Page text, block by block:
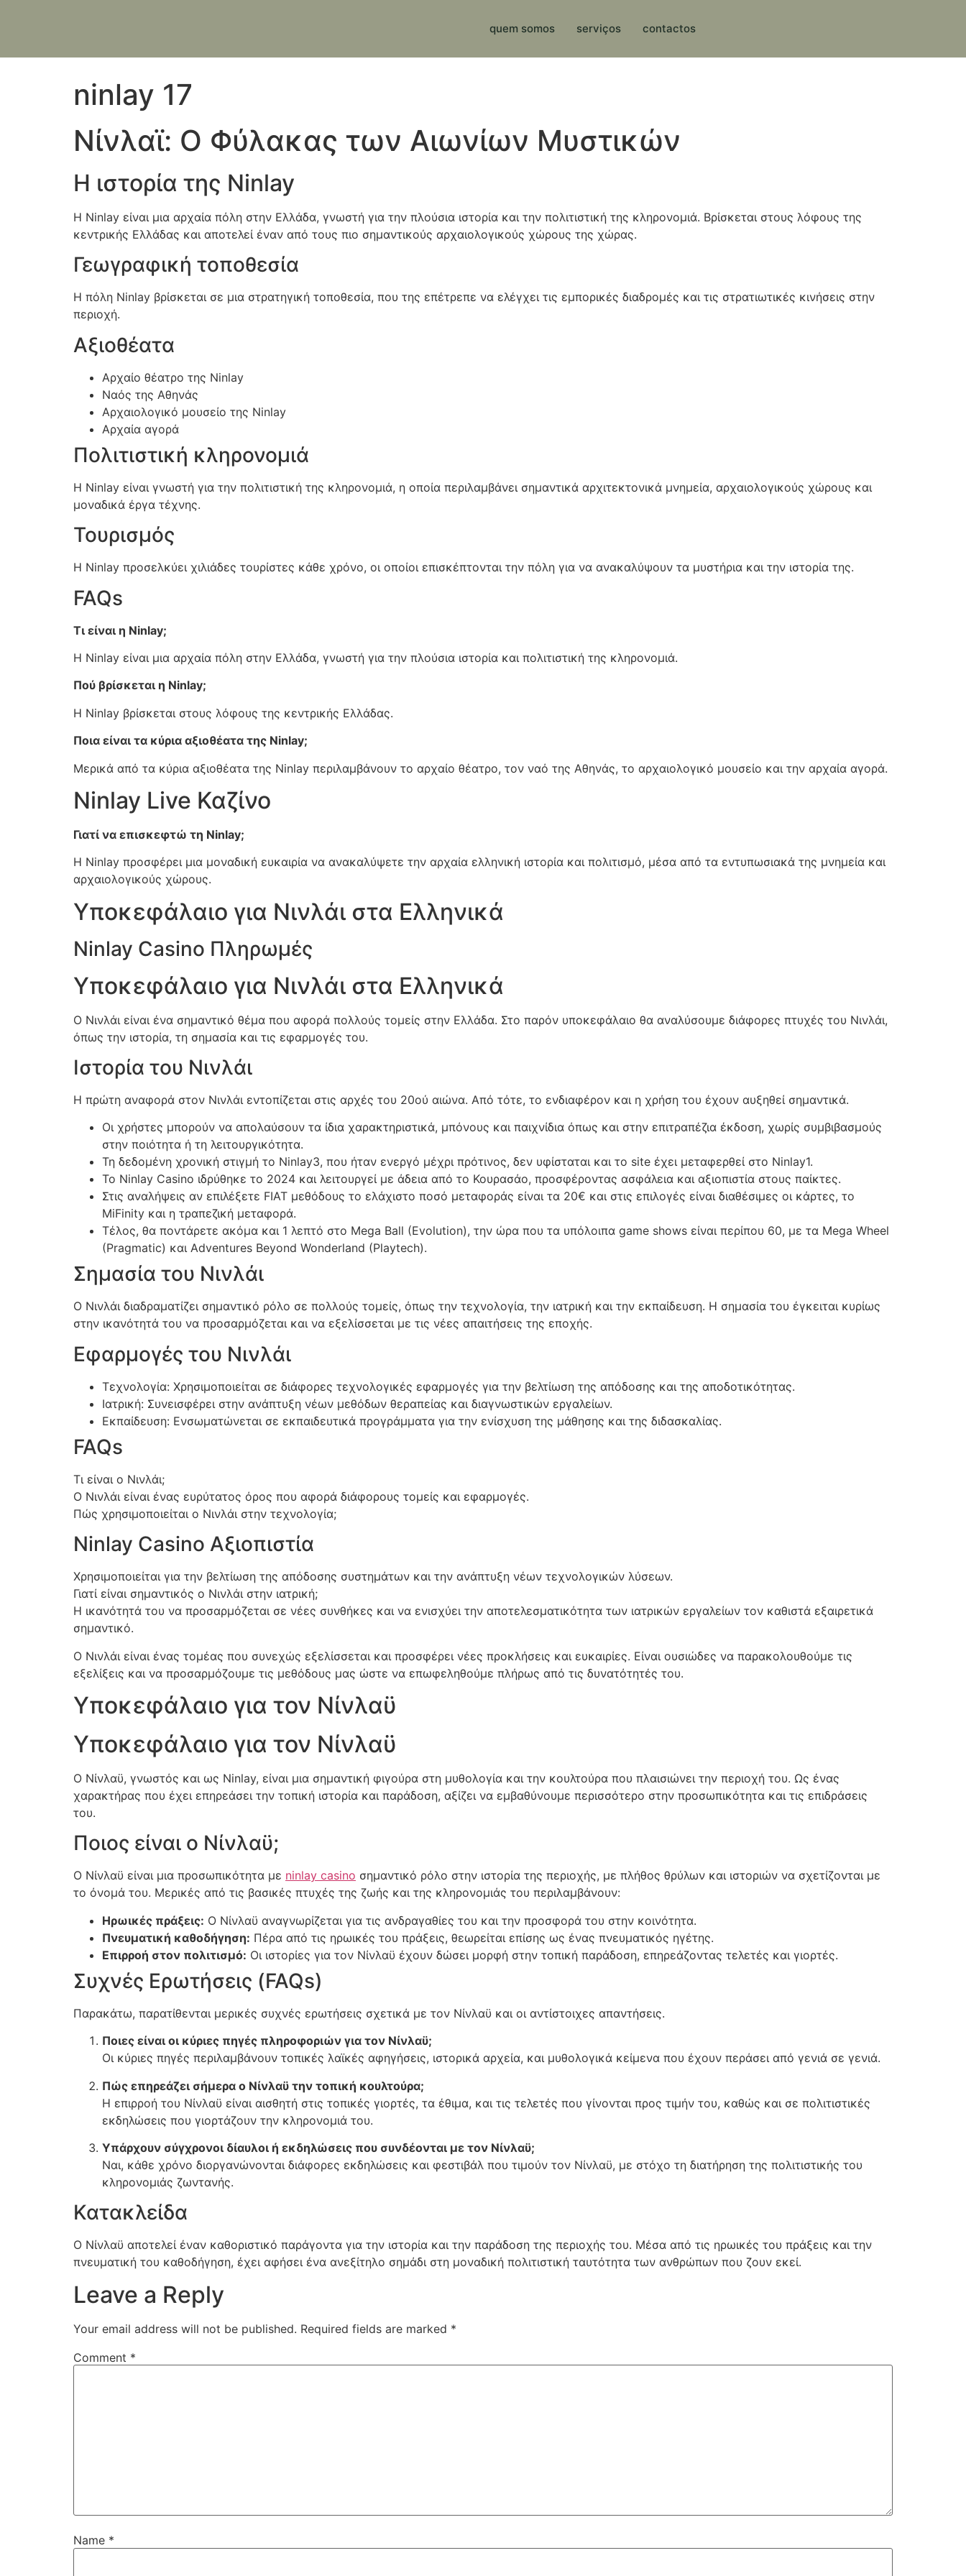
quem somos serviços contactos
ninlay 17
Νίνλαϊ: Ο Φύλακας των Αιωνίων Μυστικών
Η ιστορία της Ninlay
Η Ninlay είναι μια αρχαία πόλη στην Ελλάδα, γνωστή για την πλούσια ιστορία και την πολιτιστική της κληρονομιά. Βρίσκεται στους λόφους της
κεντρικής Ελλάδας και αποτελεί έναν από τους πιο σημαντικούς αρχαιολογικούς χώρους της χώρας.
Γεωγραφική τοποθεσία
Η πόλη Ninlay βρίσκεται σε μια στρατηγική τοποθεσία, που της επέτρεπε να ελέγχει τις εμπορικές διαδρομές και τις στρατιωτικές κινήσεις στην
περιοχή.
Αξιοθέατα
Αρχαίο θέατρο της Ninlay
Ναός της Αθηνάς
Αρχαιολογικό μουσείο της Ninlay
Αρχαία αγορά
Πολιτιστική κληρονομιά
Η Ninlay είναι γνωστή για την πολιτιστική της κληρονομιά, η οποία περιλαμβάνει σημαντικά αρχιτεκτονικά μνημεία, αρχαιολογικούς χώρους και
μοναδικά έργα τέχνης.
Τουρισμός
Η Ninlay προσελκύει χιλιάδες τουρίστες κάθε χρόνο, οι οποίοι επισκέπτονται την πόλη για να ανακαλύψουν τα μυστήρια και την ιστορία της.
FAQs
Τι είναι η Ninlay;
Η Ninlay είναι μια αρχαία πόλη στην Ελλάδα, γνωστή για την πλούσια ιστορία και πολιτιστική της κληρονομιά.
Πού βρίσκεται η Ninlay;
Η Ninlay βρίσκεται στους λόφους της κεντρικής Ελλάδας.
Ποια είναι τα κύρια αξιοθέατα της Ninlay;
Μερικά από τα κύρια αξιοθέατα της Ninlay περιλαμβάνουν το αρχαίο θέατρο, τον ναό της Αθηνάς, το αρχαιολογικό μουσείο και την αρχαία αγορά.
Ninlay Live Καζίνο
Γιατί να επισκεφτώ τη Ninlay;
Η Ninlay προσφέρει μια μοναδική ευκαιρία να ανακαλύψετε την αρχαία ελληνική ιστορία και πολιτισμό, μέσα από τα εντυπωσιακά της μνημεία και
αρχαιολογικούς χώρους.
Υποκεφάλαιο για Νινλάι στα Ελληνικά
Ninlay Casino Πληρωμές
Υποκεφάλαιο για Νινλάι στα Ελληνικά
Ο Νινλάι είναι ένα σημαντικό θέμα που αφορά πολλούς τομείς στην Ελλάδα. Στο παρόν υποκεφάλαιο θα αναλύσουμε διάφορες πτυχές του Νινλάι,
όπως την ιστορία, τη σημασία και τις εφαρμογές του.
Ιστορία του Νινλάι
Η πρώτη αναφορά στον Νινλάι εντοπίζεται στις αρχές του 20ού αιώνα. Από τότε, το ενδιαφέρον και η χρήση του έχουν αυξηθεί σημαντικά.
Οι χρήστες μπορούν να απολαύσουν τα ίδια χαρακτηριστικά, μπόνους και παιχνίδια όπως και στην επιτραπέζια έκδοση, χωρίς συμβιβασμούς
στην ποιότητα ή τη λειτουργικότητα.
Τη δεδομένη χρονική στιγμή το Ninlay3, που ήταν ενεργό μέχρι πρότινος, δεν υφίσταται και το site έχει μεταφερθεί στο Ninlay1.
Το Ninlay Casino ιδρύθηκε το 2024 και λειτουργεί με άδεια από το Κουρασάο, προσφέροντας ασφάλεια και αξιοπιστία στους παίκτες.
Στις αναλήψεις αν επιλέξετε FIAT μεθόδους το ελάχιστο ποσό μεταφοράς είναι τα 20€ και στις επιλογές είναι διαθέσιμες οι κάρτες, το
MiFinity και η τραπεζική μεταφορά.
Τέλος, θα ποντάρετε ακόμα και 1 λεπτό στο Mega Ball (Evolution), την ώρα που τα υπόλοιπα game shows είναι περίπου 60, με τα Mega Wheel
(Pragmatic) και Adventures Beyond Wonderland (Playtech).
Σημασία του Νινλάι
Ο Νινλάι διαδραματίζει σημαντικό ρόλο σε πολλούς τομείς, όπως την τεχνολογία, την ιατρική και την εκπαίδευση. Η σημασία του έγκειται κυρίως
στην ικανότητά του να προσαρμόζεται και να εξελίσσεται με τις νέες απαιτήσεις της εποχής.
Εφαρμογές του Νινλάι
Τεχνολογία: Χρησιμοποιείται σε διάφορες τεχνολογικές εφαρμογές για την βελτίωση της απόδοσης και της αποδοτικότητας.
Ιατρική: Συνεισφέρει στην ανάπτυξη νέων μεθόδων θεραπείας και διαγνωστικών εργαλείων.
Εκπαίδευση: Ενσωματώνεται σε εκπαιδευτικά προγράμματα για την ενίσχυση της μάθησης και της διδασκαλίας.
FAQs
Τι είναι ο Νινλάι;
Ο Νινλάι είναι ένας ευρύτατος όρος που αφορά διάφορους τομείς και εφαρμογές.
Πώς χρησιμοποιείται ο Νινλάι στην τεχνολογία;
Ninlay Casino Αξιοπιστία
Χρησιμοποιείται για την βελτίωση της απόδοσης συστημάτων και την ανάπτυξη νέων τεχνολογικών λύσεων.
Γιατί είναι σημαντικός ο Νινλάι στην ιατρική;
Η ικανότητά του να προσαρμόζεται σε νέες συνθήκες και να ενισχύει την αποτελεσματικότητα των ιατρικών εργαλείων τον καθιστά εξαιρετικά
σημαντικό.
Ο Νινλάι είναι ένας τομέας που συνεχώς εξελίσσεται και προσφέρει νέες προκλήσεις και ευκαιρίες. Είναι ουσιώδες να παρακολουθούμε τις
εξελίξεις και να προσαρμόζουμε τις μεθόδους μας ώστε να επωφεληθούμε πλήρως από τις δυνατότητές του.
Υποκεφάλαιο για τον Νίνλαϋ
Υποκεφάλαιο για τον Νίνλαϋ
Ο Νίνλαϋ, γνωστός και ως Ninlay, είναι μια σημαντική φιγούρα στη μυθολογία και την κουλτούρα που πλαισιώνει την περιοχή του. Ως ένας
χαρακτήρας που έχει επηρεάσει την τοπική ιστορία και παράδοση, αξίζει να εμβαθύνουμε περισσότερο στην προσωπικότητα και τις επιδράσεις
του.
Ποιος είναι ο Νίνλαϋ;
Ο Νίνλαϋ είναι μια προσωπικότητα με ninlay casino σημαντικό ρόλο στην ιστορία της περιοχής, με πλήθος θρύλων και ιστοριών να σχετίζονται με
το όνομά του. Μερικές από τις βασικές πτυχές της ζωής και της κληρονομιάς του περιλαμβάνουν:
Ηρωικές πράξεις: Ο Νίνλαϋ αναγνωρίζεται για τις ανδραγαθίες του και την προσφορά του στην κοινότητα.
Πνευματική καθοδήγηση: Πέρα από τις ηρωικές του πράξεις, θεωρείται επίσης ως ένας πνευματικός ηγέτης.
Επιρροή στον πολιτισμό: Οι ιστορίες για τον Νίνλαϋ έχουν δώσει μορφή στην τοπική παράδοση, επηρεάζοντας τελετές και γιορτές.
Συχνές Ερωτήσεις (FAQs)
Παρακάτω, παρατίθενται μερικές συχνές ερωτήσεις σχετικά με τον Νίνλαϋ και οι αντίστοιχες απαντήσεις.
Ποιες είναι οι κύριες πηγές πληροφοριών για τον Νίνλαϋ;
Οι κύριες πηγές περιλαμβάνουν τοπικές λαϊκές αφηγήσεις, ιστορικά αρχεία, και μυθολογικά κείμενα που έχουν περάσει από γενιά σε γενιά.
Πώς επηρεάζει σήμερα ο Νίνλαϋ την τοπική κουλτούρα;
Η επιρροή του Νίνλαϋ είναι αισθητή στις τοπικές γιορτές, τα έθιμα, και τις τελετές που γίνονται προς τιμήν του, καθώς και σε πολιτιστικές
εκδηλώσεις που γιορτάζουν την κληρονομιά του.
Υπάρχουν σύγχρονοι δίαυλοι ή εκδηλώσεις που συνδέονται με τον Νίνλαϋ;
Ναι, κάθε χρόνο διοργανώνονται διάφορες εκδηλώσεις και φεστιβάλ που τιμούν τον Νίνλαϋ, με στόχο τη διατήρηση της πολιτιστικής του
κληρονομιάς ζωντανής.
Κατακλείδα
Ο Νίνλαϋ αποτελεί έναν καθοριστικό παράγοντα για την ιστορία και την παράδοση της περιοχής του. Μέσα από τις ηρωικές του πράξεις και την
πνευματική του καθοδήγηση, έχει αφήσει ένα ανεξίτηλο σημάδι στη μοναδική πολιτιστική ταυτότητα των ανθρώπων που ζουν εκεί.
Leave a Reply
Your email address will not be published. Required fields are marked *
Comment *
Name *